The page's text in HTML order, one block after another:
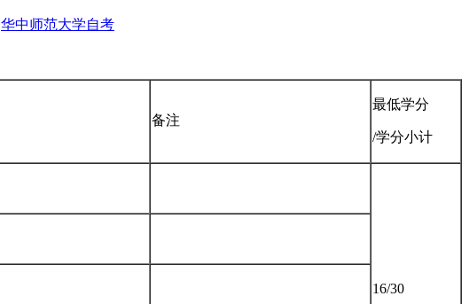
华中师范大学自考
备注
最低学分
/学分小计
16/30